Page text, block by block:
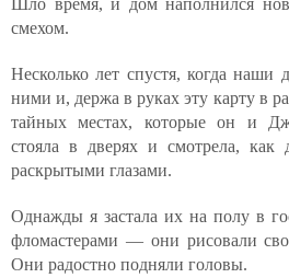
Шло время, и дом наполнился
смехом.
Несколько лет спустя, когда наши
ними и, держа в руках эту карту в
тайных местах, которые он и
стояла в дверях и смотрела,
раскрытыми глазами.
Однажды я застала их на полу в
фломастерами — они рисовали
Они радостно подняли головы.